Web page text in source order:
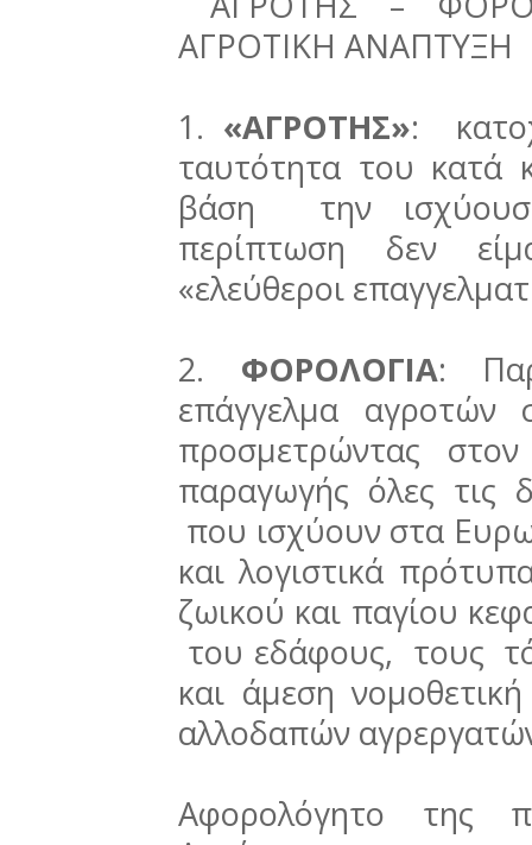
ΑΓΡΟΤΙΚΗ ΑΝΑΠΤΥΞΗ
1. «ΑΓΡΟΤΗΣ»:
ταυτότητα του κατά
βάση την
περίπτωση δεν
«ελεύθεροι
2. ΦΟΡΟΛΟΓΙΑ:
επάγγελμα αγροτών
προσμετρώντας
παραγωγής όλες τις
που ισχύουν στα
και λογιστικά
ζωικού και παγίου
του εδάφους, τους
και άμεση
αλλοδαπών
Αφορολόγητο της